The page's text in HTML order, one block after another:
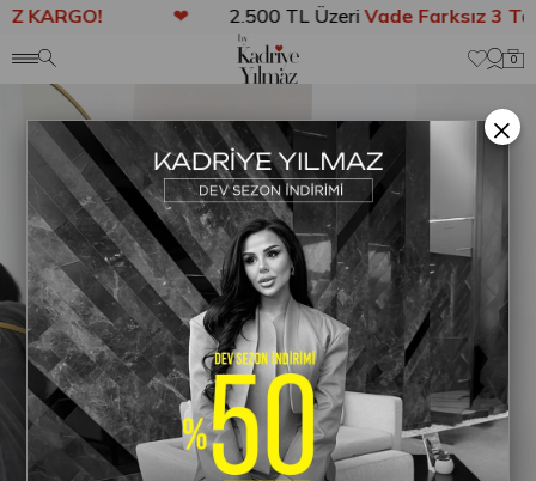
KARGO! 2.500 TL ÜzeriVade Farksız 3
0
Anasayfa DIŞ GİYİM KABAN Lova Peluş Kaban Gri
×